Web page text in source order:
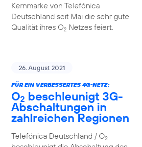
Kernmarke von Telefónica
Deutschland seit Mai die sehr gute
Qualität ihres O2Netzes feiert.
26. August 2021
FÜR EIN VERBESSERTES 4G-NETZ:
O2 beschleunigt 3G-
Abschaltungen in
zahlreichen Regionen
Telefónica Deutschland / O2